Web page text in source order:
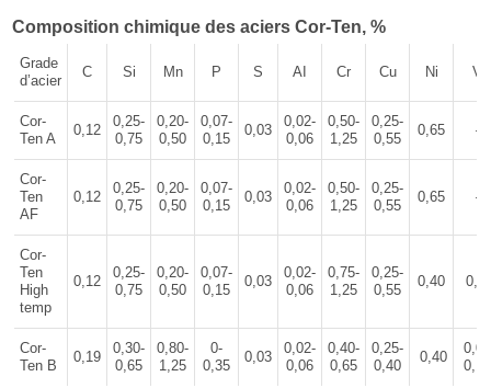
Composition chimique des aciers Cor-Ten, %
Grade
d’acier
C Si Mn P S AI Cr Cu Ni V
Cor-
Ten A
0,12
0,25-
0,75
0,20-
0,50
0,07-
0,15
0,03
0,02-
0,06
0,50-
1,25
0,25-
0,55
0,65 –
Cor-
Ten
AF
0,12
0,25-
0,75
0,20-
0,50
0,07-
0,15
0,03
0,02-
0,06
0,50-
1,25
0,25-
0,55
0,65 –
Cor-
Ten
High
temp
0,12
0,25-
0,75
0,20-
0,50
0,07-
0,15
0,03
0,02-
0,06
0,75-
1,25
0,25-
0,55
0,40
Cor-
Ten В
0,19
0,30-
0,65
0,80-
1,25
0-
0,35
0,03
0,02-
0,06
0,40-
0,65
0,25-
0,40
0,40
0,10